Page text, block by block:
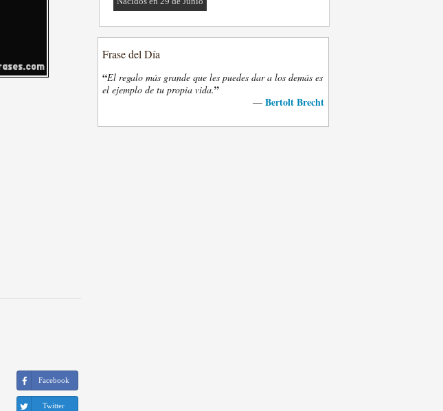
Facebook
Twitter
Frase del Día
“El regalo más grande que les puedes dar a los demás es
el ejemplo de tu propia vida.”
— Bertolt Brecht